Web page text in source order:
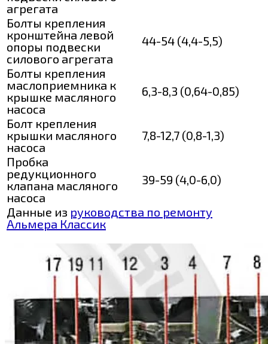
агрегата
Болты крепления
кронштейна левой
опоры подвески
силового агрегата
44-54 (4,4-5,5)
Болты крепления
маслоприемника к
крышке масляного
насоса
6,3-8,3 (0,64-0,85)
Болт крепления
крышки масляного
насоса
7,8-12,7 (0,8-1,3)
Пробка
редукционного
клапана масляного
насоса
39-59 (4,0-6,0)
Данные из руководства по ремонту
Альмера Классик